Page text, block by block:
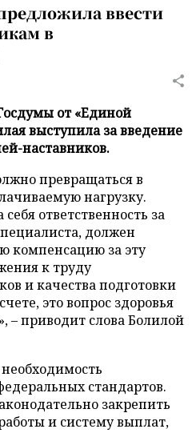
ввести
в
от «Единой
выступила за введение
наставников.
превращаться в
нагрузку.
ответственность за
должен
компенсацию за эту
к труду
и качества подготовки
это вопрос здоровья
– приводит слова Болилой
стандартов.
закрепить
и систему выплат,